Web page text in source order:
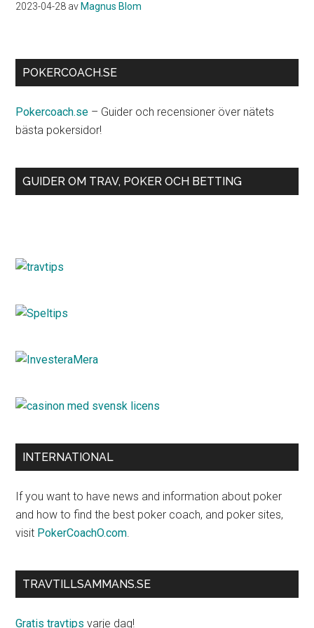
2023-04-28 av Magnus Blom
POKERCOACH.SE
Pokercoach.se – Guider och recensioner över nätets
bästa pokersidor!
GUIDER OM TRAV, POKER OCH BETTING
INTERNATIONAL
If you want to have news and information about poker
and how to find the best poker coach, and poker sites,
visit PokerCoachO.com.
TRAVTILLSAMMANS.SE
Gratis travtips varje dag!